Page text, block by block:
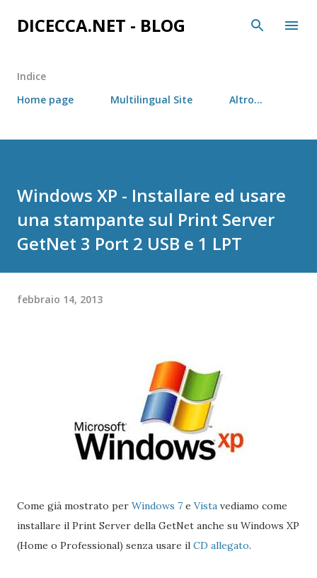
Passa ai contenuti principali
DICECCA.NET - BLOG
Indice
Home page
Multilingual Site Altro…
Windows XP - Installare ed usare
una stampante sul Print Server
GetNet 3 Port 2 USB e 1 LPT
febbraio 14, 2013
Come già mostrato per Windows 7 e Vista vediamo come
installare il Print Server della GetNet anche su Windows XP
(Home o Professional) senza usare il CD allegato.